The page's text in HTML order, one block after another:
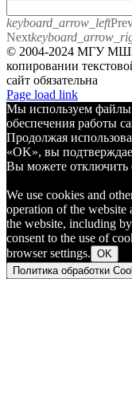
keyboard_arrow_left
Next
© 2004-2024 МГУ
копировании
сайт обязательна
Telegram
Page load link
Мы используем файлы
обеспечения работы
Продолжая
«OK», вы
Вы можете отключить
We use cookies and
operation of the website
the website, including
consent to the use of
browser settings. OK
Политика обработки